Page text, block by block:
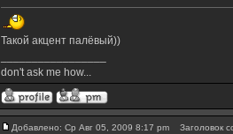
Такой акцент палёвый))
don't ask me how...
Добавлено: Ср Авг 05, 2009 8:17 pm Заголовок